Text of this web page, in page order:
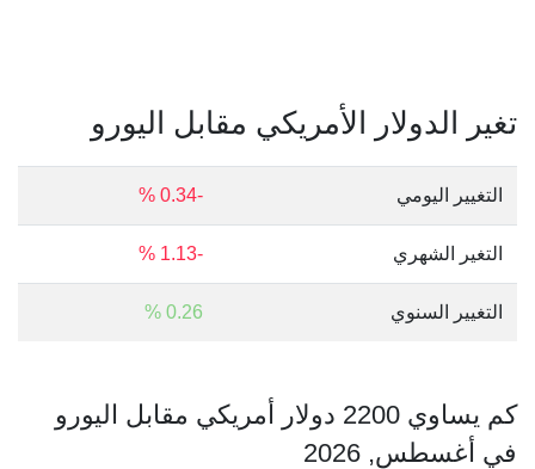
تغير الدولار الأمريكي مقابل اليورو
التغيير اليومي -0.34 %
التغير الشهري -1.13 %
التغيير السنوي 0.26 %
كم يساوي 2200 دولار أمريكي مقابل اليورو
في أغسطس, 2026